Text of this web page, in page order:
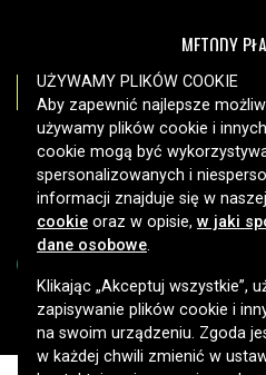
METODY
OPCJE
Copyright © 2026,
UŻYWAMY PLIKÓW COOKIE
Aby zapewnić najlepsze
używamy plików cookie i
cookie mogą być
spersonalizowanych i
informacji znajduje się w naszej
cookie oraz w opisie, w jaki
dane osobowe.
Klikając „Akceptuj wszystkie”,
zapisywanie plików cookie i
na swoim urządzeniu. Zgoda
w każdej chwili zmienić w